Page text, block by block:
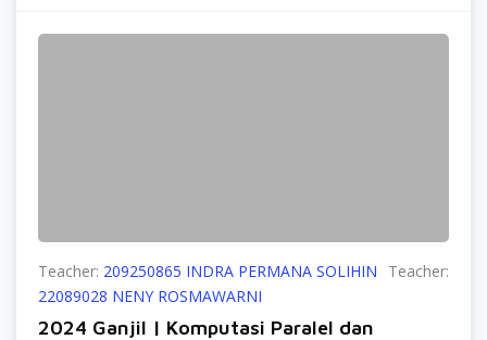
Teacher: 209250865 INDRA PERMANA SOLIHIN
Teacher:
22089028 NENY ROSMAWARNI
2024 Ganjil | Komputasi Paralel dan